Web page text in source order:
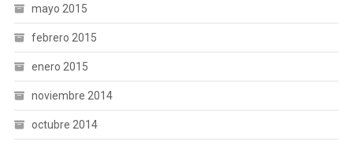
mayo 2015
febrero 2015
enero 2015
noviembre 2014
octubre 2014